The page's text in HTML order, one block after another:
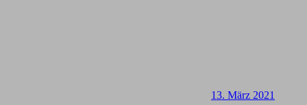
13. März 2021